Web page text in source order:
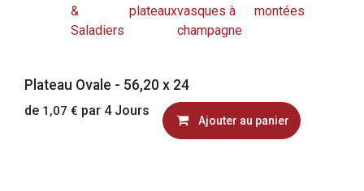
&
Saladiers
plateauxvasques à
champagne
montées
Plateau Ovale - 56,20 x 24
de 1,07 € par 4 Jours
Ajouter au panier